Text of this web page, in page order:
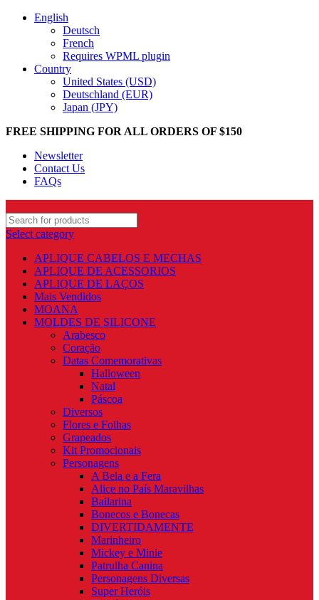
English
Deutsch
French
Requires WPML plugin
Country
United States (USD)
Deutschland (EUR)
Japan (JPY)
FREE SHIPPING FOR ALL ORDERS OF $150
Newsletter
Contact Us
FAQs
Select category
APLIQUE CABELOS E MECHAS
APLIQUE DE ACESSORIOS
APLIQUE DE LAÇOS
Mais Vendidos
MOANA
MOLDES DE SILICONE
Arabesco
Coração
Datas Comemorativas
Halloween
Natal
Páscoa
Diversos
Flores e Folhas
Grapeados
Kit Promocionais
Personagens
A Bela e a Fera
Alice no País Maravilhas
Bailarina
Bonecos e Bonecas
DIVERTIDAMENTE
Marinheiro
Mickey e Minie
Patrulha Canina
Personagens Diversas
Super Heróis